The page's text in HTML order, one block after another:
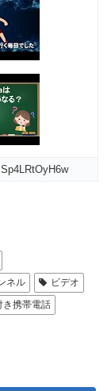
ネル
ビデオ
き携帯電話